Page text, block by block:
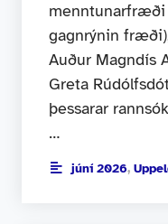
gagnrýnin
Auður Magndís
Greta
þessarar
…
júní 2026,